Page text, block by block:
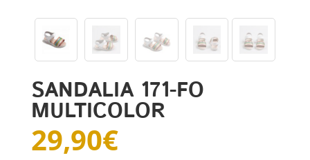
SANDALIA 171-FO
MULTICOLOR
29,90€